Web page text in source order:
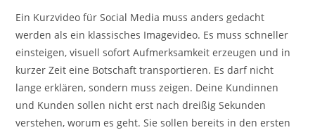
Ein Kurzvideo für Social Media muss anders gedacht
werden als ein klassisches Imagevideo. Es muss schneller
einsteigen, visuell sofort Aufmerksamkeit erzeugen und in
kurzer Zeit eine Botschaft transportieren. Es darf nicht
lange erklären, sondern muss zeigen. Deine Kundinnen
und Kunden sollen nicht erst nach dreißig Sekunden
verstehen, worum es geht. Sie sollen bereits in den ersten